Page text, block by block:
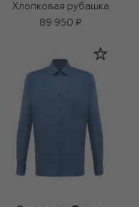
Хлопковая рубашка
89 950 ₽